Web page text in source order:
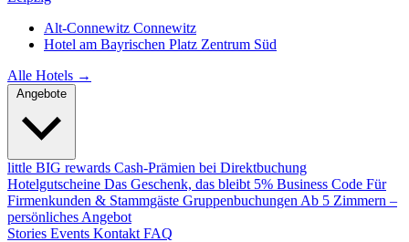
Alt-Connewitz Connewitz
Hotel am Bayrischen Platz Zentrum Süd
Alle Hotels →
little BIG rewards Cash-Prämien bei Direktbuchung
Hotelgutscheine Das Geschenk, das bleibt 5% Business Code Für
Firmenkunden & Stammgäste Gruppenbuchungen Ab 5 Zimmern –
persönliches Angebot
Stories Events Kontakt FAQ